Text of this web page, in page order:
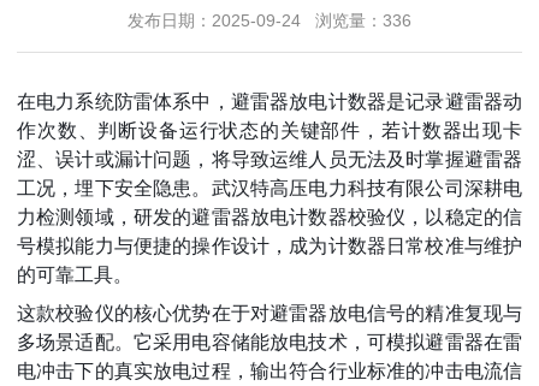
发布日期：2025-09-24 浏览量：336
在电力系统防雷体系中，避雷器放电计数器是记录避雷器动
作次数、判断设备运行状态的关键部件，若计数器出现卡
涩、误计或漏计问题，将导致运维人员无法及时掌握避雷器
工况，埋下安全隐患。武汉特高压电力科技有限公司深耕电
力检测领域，研发的避雷器放电计数器校验仪，以稳定的信
号模拟能力与便捷的操作设计，成为计数器日常校准与维护
的可靠工具。
这款校验仪的核心优势在于对避雷器放电信号的精准复现与
多场景适配。它采用电容储能放电技术，可模拟避雷器在雷
电冲击下的真实放电过程，输出符合行业标准的冲击电流信